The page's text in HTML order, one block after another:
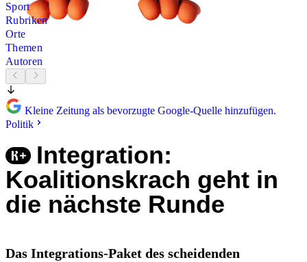
Sport
Rubriken
Orte
Themen
Autoren
Kleine Zeitung als bevorzugte Google-Quelle hinzufügen.
Politik
Integration:
Koalitionskrach geht in
die nächste Runde
Das Integrations-Paket des scheidenden